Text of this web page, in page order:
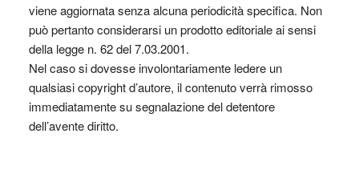
viene aggiornata senza alcuna periodicità specifica. Non
può pertanto considerarsi un prodotto editoriale ai sensi
della legge n. 62 del 7.03.2001.
Nel caso si dovesse involontariamente ledere un
qualsiasi copyright d’autore, il contenuto verrà rimosso
immediatamente su segnalazione del detentore
dell’avente diritto.